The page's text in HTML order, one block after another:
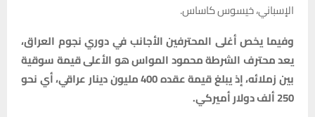
الإسباني، خيسوس كاساس.
وفيما يخص أغلى المحترفين الأجانب في دوري نجوم العراق،
يعد محترف الشرطة محمود المواس هو الأعلى قيمة سوقية
بين زملائه، إذ يبلغ قيمة عقده 400 مليون دينار عراقي، أي نحو
250 ألف دولار أميركي.